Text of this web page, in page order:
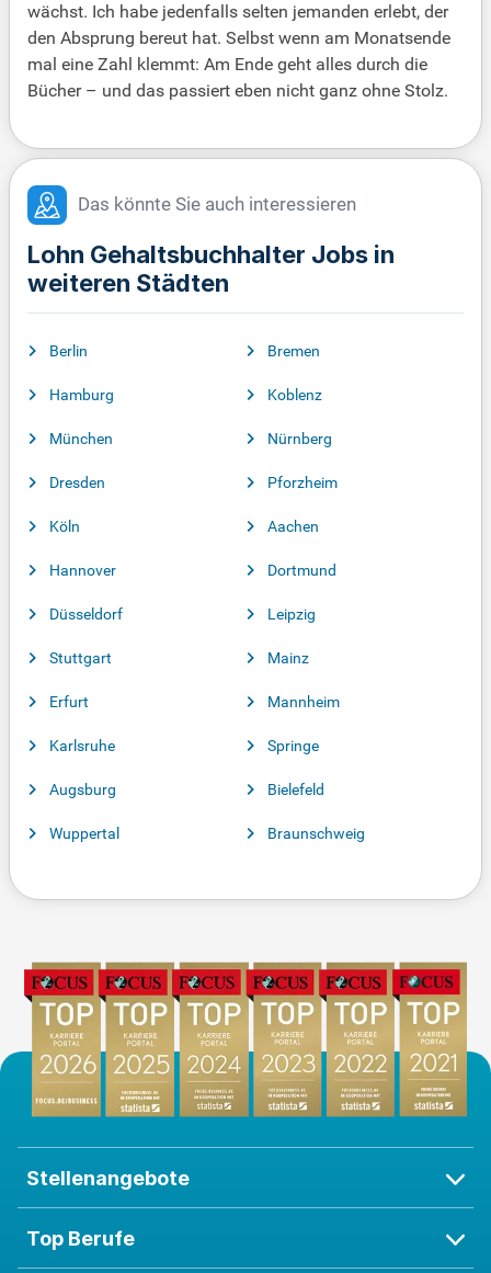
wächst. Ich habe jedenfalls selten jemanden erlebt, der
den Absprung bereut hat. Selbst wenn am Monatsende
mal eine Zahl klemmt: Am Ende geht alles durch die
Bücher – und das passiert eben nicht ganz ohne Stolz.
Das könnte Sie auch interessieren
Lohn Gehaltsbuchhalter Jobs in
weiteren Städten
Berlin
Hamburg
München
Dresden
Köln
Hannover
Düsseldorf
Stuttgart
Erfurt
Karlsruhe
Augsburg
Wuppertal
Bremen
Koblenz
Nürnberg
Pforzheim
Aachen
Dortmund
Leipzig
Mainz
Mannheim
Springe
Bielefeld
Braunschweig
Stellenangebote
Top Berufe